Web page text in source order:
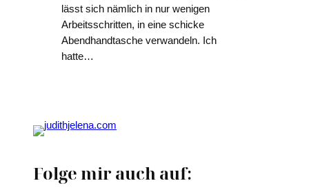
lässt sich nämlich in nur wenigen
Arbeitsschritten, in eine schicke
Abendhandtasche verwandeln. Ich
hatte…
Folge mir auch auf: